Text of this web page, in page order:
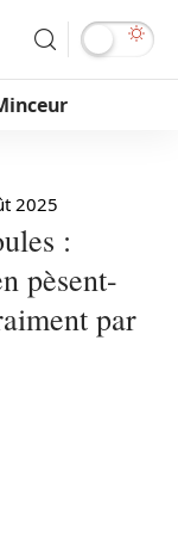
2025
:
pèsent-
par